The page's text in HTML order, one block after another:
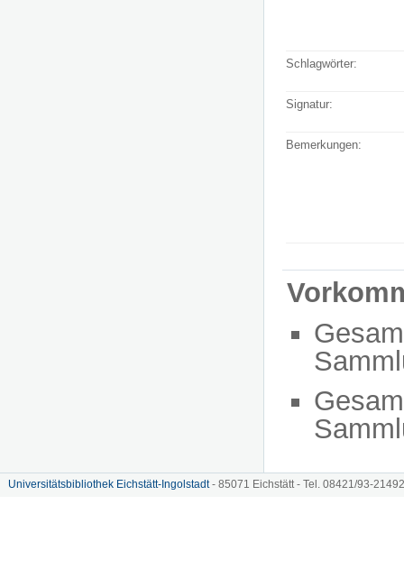
Schlagwörter:
Signatur:
Bemerkungen:
Universitätsbibliothek Eichstätt-Ingolstadt- 85071 Eichstätt - Tel. 08421/93-